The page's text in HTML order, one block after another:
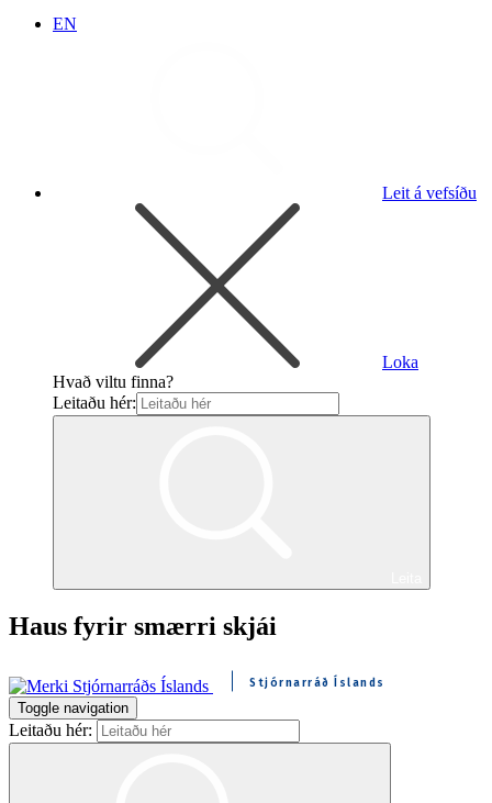
EN
Leit á vefsíðu
Loka
Hvað viltu finna?
Leitaðu hér:
Haus fyrir smærri skjái
Stjórnarráð Íslands
Toggle navigation
Leitaðu hér: